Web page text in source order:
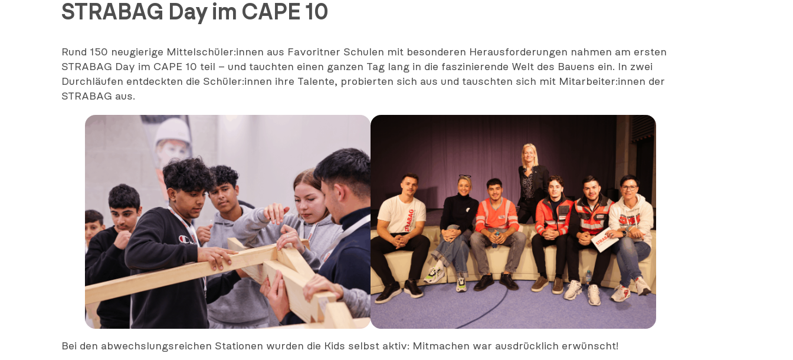
STRABAG Day im CAPE 10
Rund 150 neugierige Mittelschüler:innen aus Favoritner Schulen mit besonderen Herausforderungen nahmen am ersten
STRABAG Day im CAPE 10 teil – und tauchten einen ganzen Tag lang in die faszinierende Welt des Bauens ein. In zwei
Durchläufen entdeckten die Schüler:innen ihre Talente, probierten sich aus und tauschten sich mit Mitarbeiter:innen der
STRABAG aus.
Bei den abwechslungsreichen Stationen wurden die Kids selbst aktiv: Mitmachen war ausdrücklich erwünscht!